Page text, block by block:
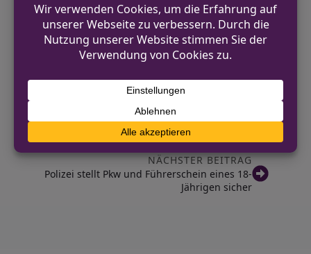
Freiwillige Feuerwehr Breckerfeld
0151 223 588 38
hendrik.binder@feuerwehr-
breckerfeld.de
https://feuerwehr-breckerfeld.de
VORHERIGER BEITRAG
Polizei Borken: Geschwindigkeitskontrollen
zur Unfallvermeidung
NÄCHSTER BEITRAG
Polizei stellt Pkw und Führerschein eines 18-
Jährigen sicher